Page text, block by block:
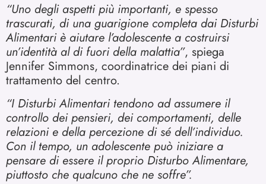
“Uno degli aspetti più importanti, e spesso
trascurati, di una guarigione completa dai Disturbi
Alimentari è aiutare l’adolescente a costruirsi
un’identità al di fuori della malattia”, spiega
Jennifer Simmons, coordinatrice dei piani di
trattamento del centro.
“I Disturbi Alimentari tendono ad assumere il
controllo dei pensieri, dei comportamenti, delle
relazioni e della percezione di sé dell’individuo.
Con il tempo, un adolescente può iniziare a
pensare di essere il proprio Disturbo Alimentare,
piuttosto che qualcuno che ne soffre”.